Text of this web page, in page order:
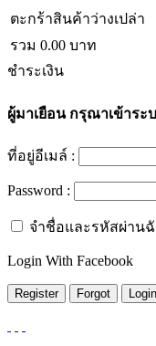
ตะกร้าสินค้าว่างเปล่า
รวม 0.00 บาท
ชำระเงิน
ผู้มาเยือนกรุณาเข้าระ
ที่อยู่อีเมล์ :
Password :
จำชื่อและรหัสผ่าน
Login With Facebook